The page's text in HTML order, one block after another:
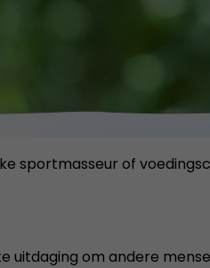
sportmasseur of
uitdaging om andere